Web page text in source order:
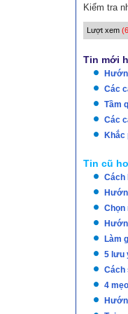
Kiểm tra
Lượt xem
Tin mới
Các
Tầm
Các
Khắc
Tin cũ
Cách
Chọn
Làm
5 lưu
Cách
4